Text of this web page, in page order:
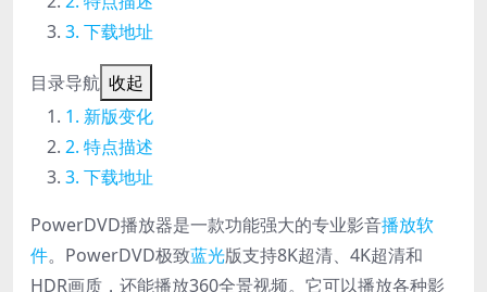
下载地址
目录导航 收起
新版变化
特点描述
下载地址
PowerDVD播放器是一款功能强大的专业影音播放软
件。PowerDVD极致蓝光版支持8K超清、4K超清和
HDR画质，还能播放360全景视频。它可以播放各种影